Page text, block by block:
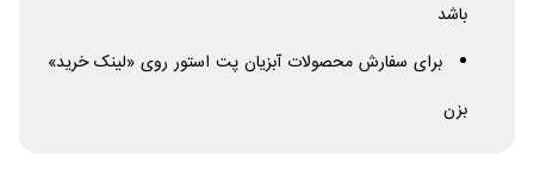
باشد
برای سفارش محصولات آبزیان پت استور روی «لینک خرید»
بزن